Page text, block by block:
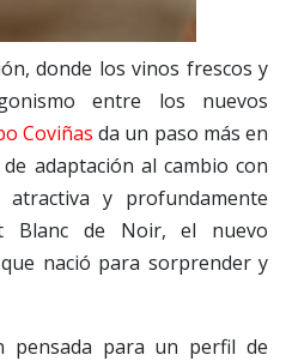
donde los vinos frescos y
entre los nuevos
Coviñas da un paso más en
adaptación al cambio con
y profundamente
Blanc de Noir, el nuevo
nació para sorprender y
pensada para un perfil de